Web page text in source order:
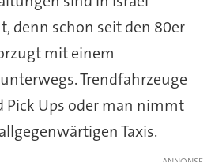
denn schon seit den 80er
mit einem
Trendfahrzeuge
Pick Ups oder man nimmt
Taxis.